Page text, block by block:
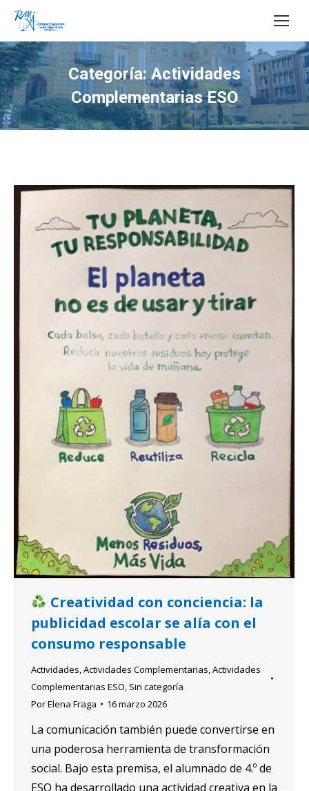
Buscar:
Categoría:Actividades
Complementarias ESO
Estás aquí:
Creatividad con conciencia: la
publicidad escolar se alía con el
consumo responsable
Actividades Actividades Complementarias Actividades
Complementarias ESO Sin categoría
PorElena Fraga 16 marzo 2026
La comunicación también puede convertirse en
una poderosa herramienta de transformación
social. Bajo esta premisa, el alumnado de 4.º de
ESO ha desarrollado una actividad creativa en la